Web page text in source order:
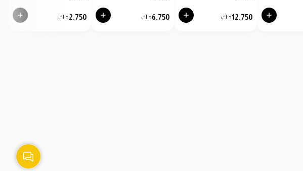
12.750د.ك 6.750د.ك 2.750د.ك